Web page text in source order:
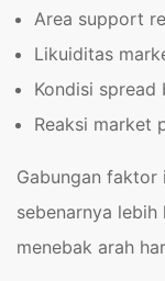
Area support
Likuiditas
Kondisi spread
Reaksi market
Gabungan faktor
sebenarnya
menebak arah